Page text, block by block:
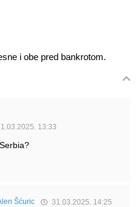
i obe pred bankrotom.
13:33
Šćuric 31.03.2025. 14:25